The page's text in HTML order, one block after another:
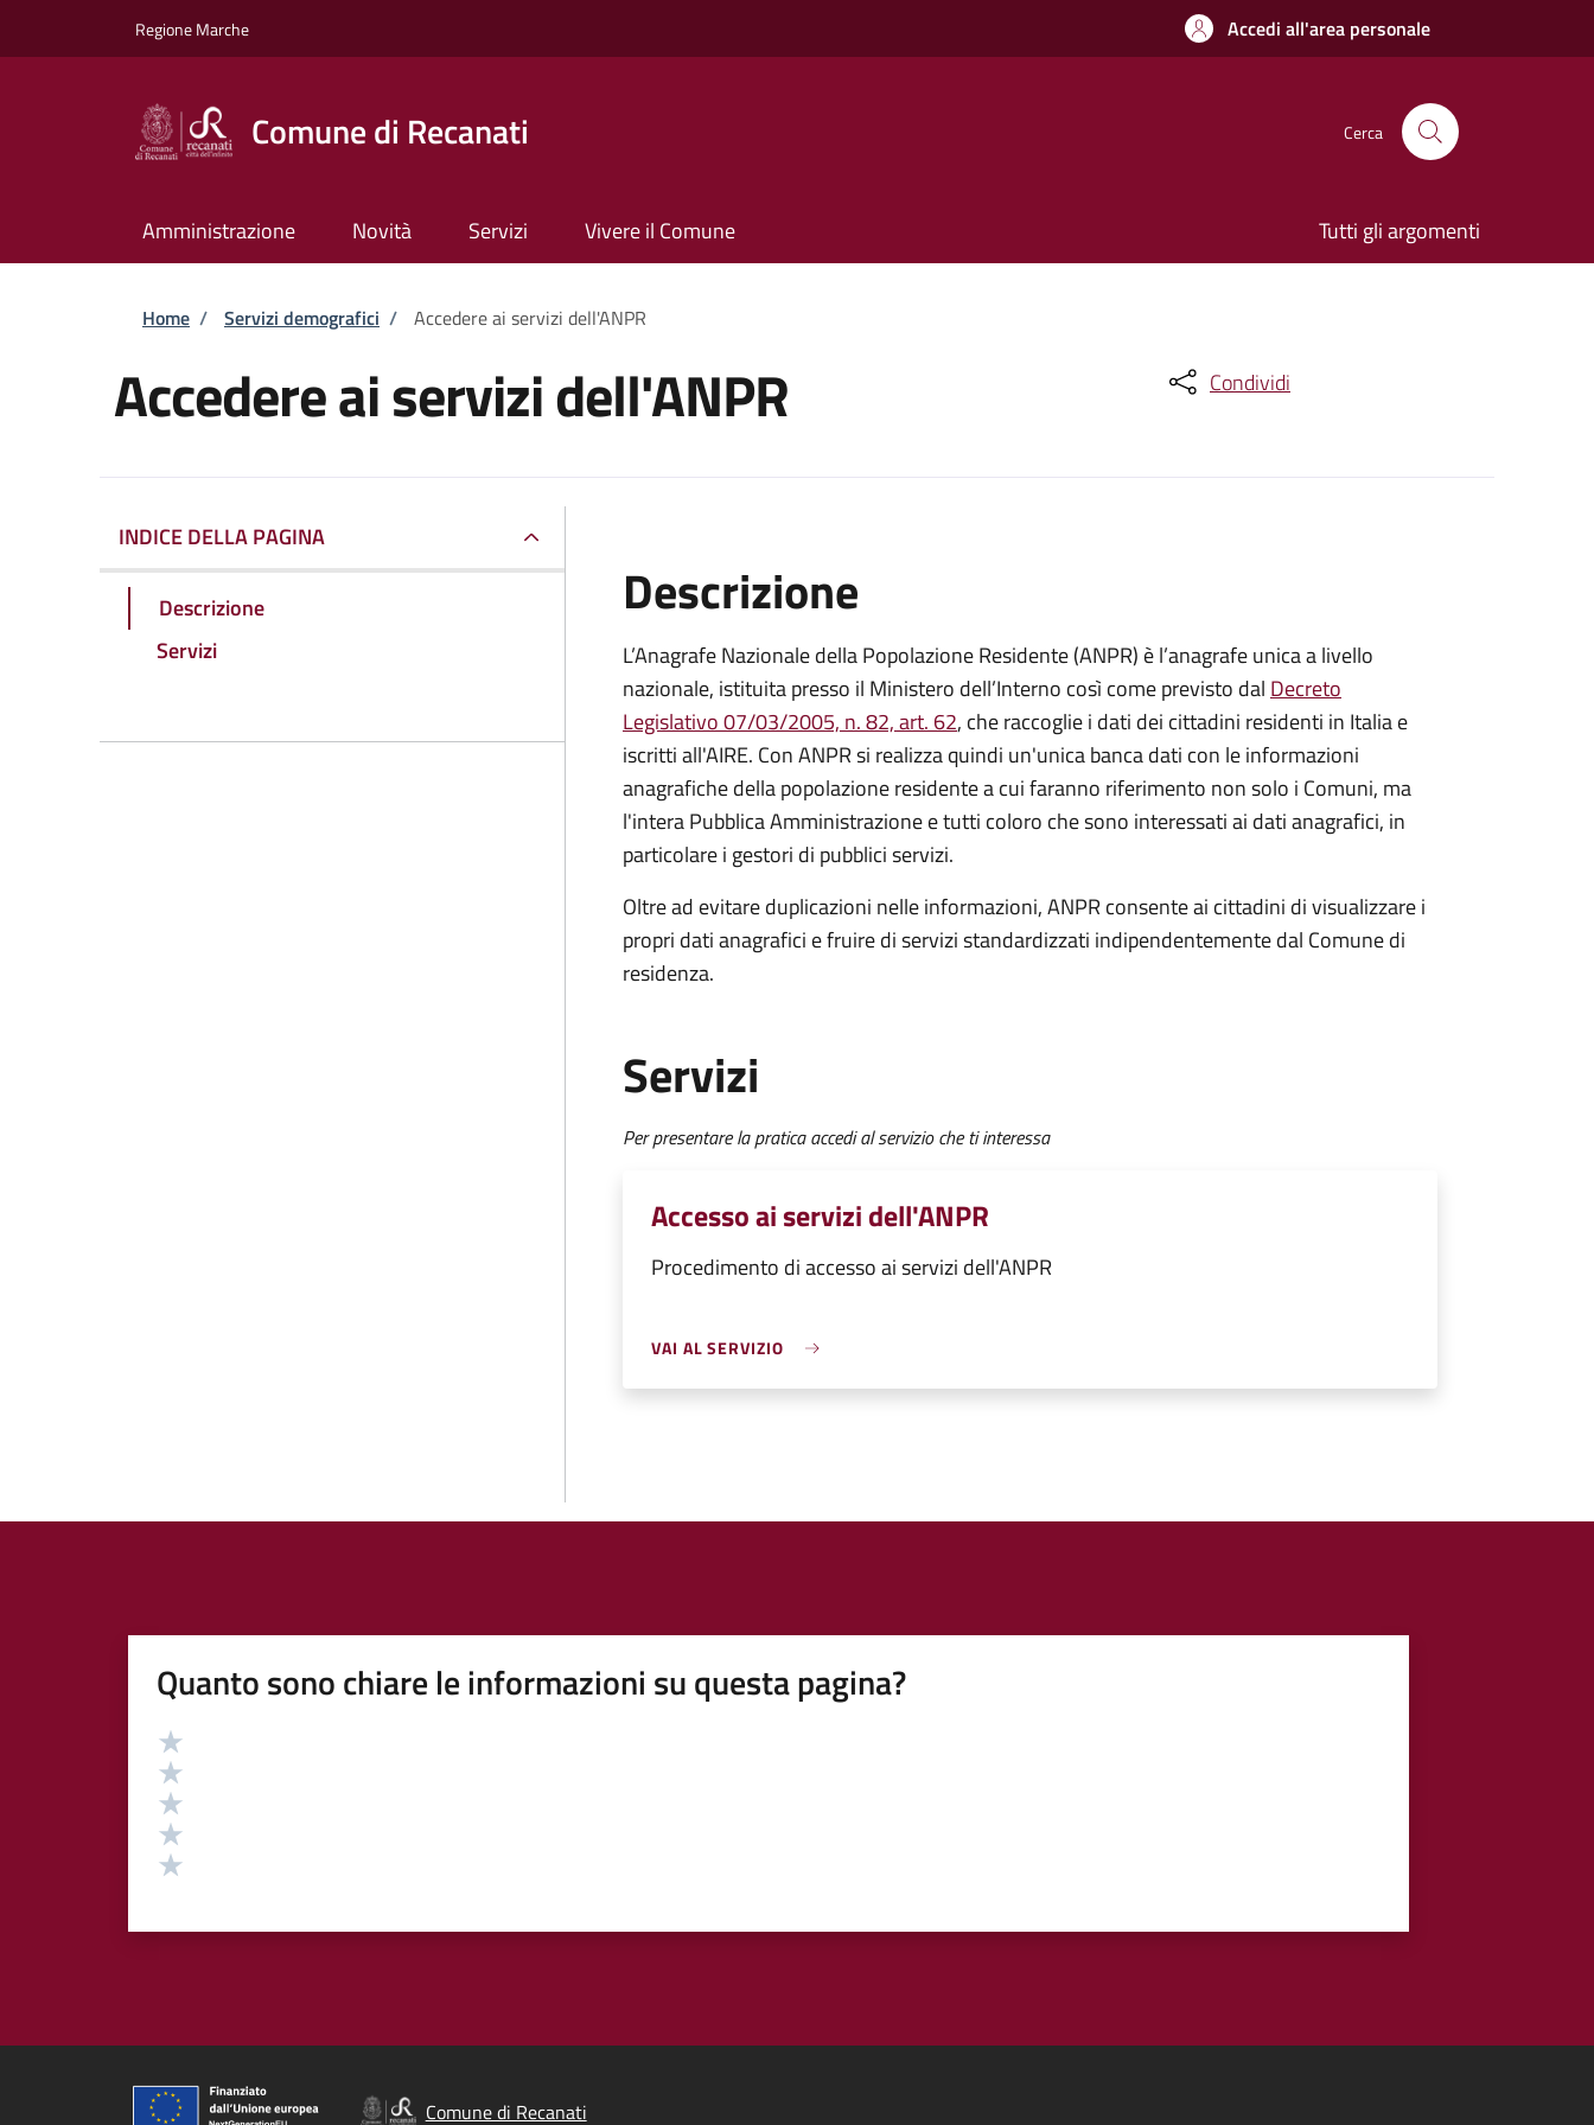
Regione Marche Accedi all'area personale
Comune di Recanati Cerca
Amministrazione Novità Servizi Vivere il Comune Tutti gli argomenti
Briciole di pane
Home / Servizi demografici / Accedere ai servizi dell'ANPR
Accedere ai servizi dell'ANPR Condividi
INDICE DELLA PAGINA
Descrizione
Servizi
Descrizione
L’Anagrafe Nazionale della Popolazione Residente (ANPR) è l’anagrafe unica a livello
nazionale, istituita presso il Ministero dell’Interno così come previsto dal Decreto
Legislativo 07/03/2005, n. 82, art. 62, che raccoglie i dati dei cittadini residenti in Italia e
iscritti all'AIRE. Con ANPR si realizza quindi un'unica banca dati con le informazioni
anagrafiche della popolazione residente a cui faranno riferimento non solo i Comuni, ma
l'intera Pubblica Amministrazione e tutti coloro che sono interessati ai dati anagrafici, in
particolare i gestori di pubblici servizi.
Oltre ad evitare duplicazioni nelle informazioni, ANPR consente ai cittadini di visualizzare i
propri dati anagrafici e fruire di servizi standardizzati indipendentemente dal Comune di
residenza.
Servizi
Per presentare la pratica accedi al servizio che ti interessa
Accesso ai servizi dell'ANPR
Procedimento di accesso ai servizi dell'ANPR
VAI AL SERVIZIO
Quanto sono chiare le informazioni su questa pagina?
Valutazione
Comune di Recanati